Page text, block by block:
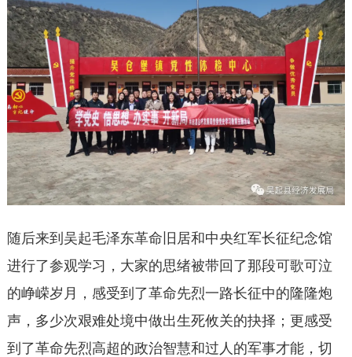
随后来到吴起毛泽东革命旧居和中央红军长征纪念馆
进行了参观学习，大家的思绪被带回了那段可歌可泣
的峥嵘岁月，感受到了革命先烈一路长征中的隆隆炮
声，多少次艰难处境中做出生死攸关的抉择；更感受
到了革命先烈高超的政治智慧和过人的军事才能，切